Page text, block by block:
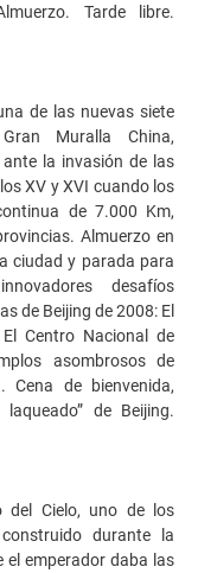
Tarde libre.
de las nuevas siete
Muralla China,
la invasión de las
XV y XVI cuando los
de 7.000 Km,
Almuerzo en
ciudad y parada para
desafíos
de Beijing de 2008: El
Centro Nacional de
asombrosos de
Cena de bienvenida,
de Beijing.
del Cielo, uno de los
durante la
el emperador daba las